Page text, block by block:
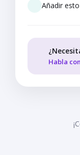
Añadir
Habla